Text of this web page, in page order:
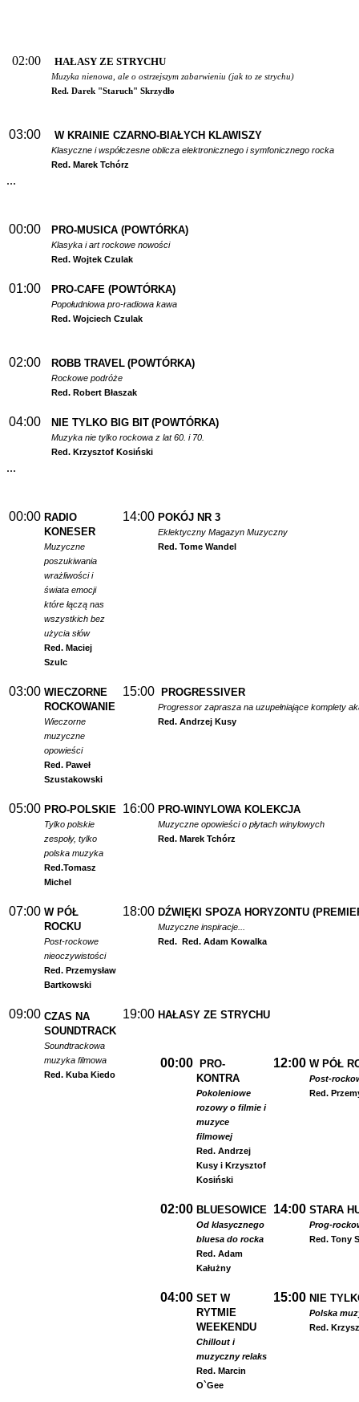
02:00 HAŁASY ZE STRYCHU
Muzyka nienowa, ale o ostrzejszym zabarwieniu (jak to ze strychu)
Red. Darek "Staruch" Skrzydło
03:00 W KRAINIE CZARNO-BIAŁYCH KLAWISZY
Klasyczne i współczesne oblicza elektronicznego i symfonicznego rocka
Red. Marek Tchórz
...
00:00 PRO-MUSICA (POWTÓRKA)
Klasyka i art rockowe nowości
Red. Wojtek Czulak
01:00 PRO-CAFE (POWTÓRKA)
Popołudniowa pro-radiowa kawa
Red. Wojciech Czulak
02:00 ROBB TRAVEL (POWTÓRKA)
Rockowe podróże
Red. Robert Błaszak
04:00 NIE TYLKO BIG BIT (POWTÓRKA)
Muzyka nie tylko rockowa z lat 60. i 70.
Red. Krzysztof Kosiński
...
00:00 RADIO
KONESER
Muzyczne
poszukiwania
wrażliwości i
świata emocji
które łączą nas
wszystkich bez
użycia słów
Red. Maciej
Szulc
14:00 POKÓJ NR 3
Eklektyczny Magazyn Muzyczny
Red. Tome Wandel
03:00 WIECZORNE
ROCKOWANIE
Wieczorne
muzyczne
opowieści
Red. Paweł
Szustakowski
15:00 PROGRESSIVER
Progressor zaprasza na uzupełniające komplety
Red. Andrzej Kusy
05:00 PRO-POLSKIE
Tylko polskie
zespoły, tylko
polska muzyka
Red.Tomasz
Michel
16:00 PRO-WINYLOWA KOLEKCJA
Muzyczne opowieści o płytach winylowych
Red. Marek Tchórz
07:00 W PÓŁ
ROCKU
Post-rockowe
nieoczywistości
Red. Przemysław
Bartkowski
18:00 DŹWIĘKI SPOZA HORYZONTU
Muzyczne inspiracje...
Red. Red. Adam Kowalka
09:00 CZAS NA
SOUNDTRACK
Soundtrackowa
muzyka filmowa
Red. Kuba Kiedo
19:00 HAŁASY ZE STRYCHU
00:00
PRO-
KONTRA
Pokoleniowe
rozowy o filmie i
muzyce
filmowej
Red. Andrzej
Kusy i Krzysztof
Kosiński
12:00 W PÓŁ
Post-
Red.
02:00 BLUESOWICE
Od klasycznego
bluesa do rocka
Red. Adam
Kałużny
14:00 STARA
Prog-
Red. Tony
04:00 SET W
RYTMIE
WEEKENDU
Chillout i
muzyczny relaks
Red. Marcin
O`Gee
15:00 NIE
Polska
Red.